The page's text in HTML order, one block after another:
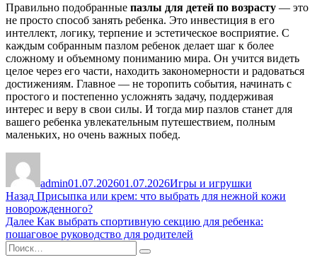
Правильно подобранные пазлы для детей по возрасту — это
не просто способ занять ребенка. Это инвестиция в его
интеллект, логику, терпение и эстетическое восприятие. С
каждым собранным пазлом ребенок делает шаг к более
сложному и объемному пониманию мира. Он учится видеть
целое через его части, находить закономерности и радоваться
достижениям. Главное — не торопить события, начинать с
простого и постепенно усложнять задачу, поддерживая
интерес и веру в свои силы. И тогда мир пазлов станет для
вашего ребенка увлекательным путешествием, полным
маленьких, но очень важных побед.
admin01.07.202601.07.2026Игры и игрушки
Навигация
по
записям
Назад Предыдущая
запись:
Присыпка или крем: что выбрать для нежной кожи
новорожденного?
Далее Следующая
запись:
Как выбрать спортивную секцию для ребенка:
пошаговое руководство для родителей
Искать:
Поиск